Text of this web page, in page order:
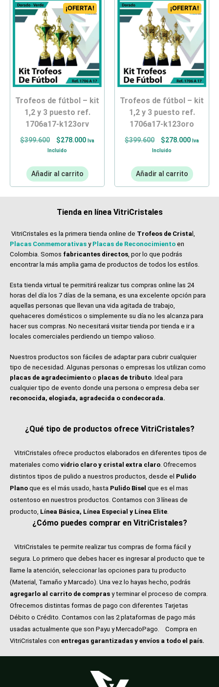
¡OFERTA!
trofeos de fútbol – kit
1,2 y 3 puesto ref.
1706a17-k123orv
$399.600 $278.000 Iva
Incluido
Añadir al carrito
¡OFERTA!
trofeos de fútbol – kit
1,2 y 3 puesto ref.
1706a17-k123oro
$399.600 $278.000 Iva
Incluido
Añadir al carrito
Tienda en línea VitriCristales
VitriCristales es la primera tienda online de Trofeos de Crista l,
Placas Conmemorativas y Placas de Reconocimiento en
Colombia. Somos fabricantes directos, por lo que podrás
encontrar la más amplia gama de productos de todos los estilos.
Esta tienda virtual te permitirá realizar tus compras online las 24
horas del día los 7 días de la semana, es una excelente opción para
aquellas personas que llevan una vida agitada de trabajo,
quehaceres domésticos o simplemente su día no les alcanza para
hacer sus compras. No necesitará visitar tienda por tienda e ir a
locales comerciales perdiendo un tiempo valioso.
Nuestros productos son fáciles de adaptar para cubrir cualquier
tipo de necesidad. Algunas personas o empresas los utilizan como
placas de agradecimiento o placas de tributo. Ideal para
cualquier tipo de evento donde una persona o empresa deba ser
reconocida, elogiada, agradecida o condecorada.
¿Qué tipo de productos ofrece VitriCristales?
VitriCristales ofrece productos elaborados en diferentes tipos de
materiales como vidrio claro y cristal extra claro. Ofrecemos
distintos tipos de pulido a nuestros productos, desde el Pulido
Plano que es el más usado, hasta Pulido Bisel que es el mas
ostentoso en nuestros productos. Contamos con 3 líneas de
producto, Línea Básica, Línea Especial y Línea Elite.
¿Cómo puedes comprar en VitriCristales?
VitriCristales te permite realizar tus compras de forma fácil y
segura. Lo primero que debes hacer es ingresar al producto que te
llame la atención, seleccionar las opciones para tu producto
(Material, Tamaño y Marcado). Una vez lo hayas hecho, podrás
agregarlo al carrito de compras y terminar el proceso de compra.
Ofrecemos distintas formas de pago con diferentes Tarjetas
Débito o Crédito. Contamos con las 2 plataformas de pago más
usadas actualmente que son Payu y MercadoPago.
Compra en
VitriCristales con entregas garantizadas y envíos a todo el país.